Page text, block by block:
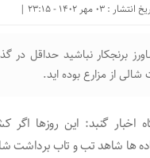
برنجکار نباشید حداقل در
از مزارع بوده اید.
اخبار گنبد: این روزها اگر
ها شاهد تب و تاب برداشت